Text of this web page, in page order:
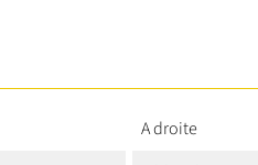
A droite